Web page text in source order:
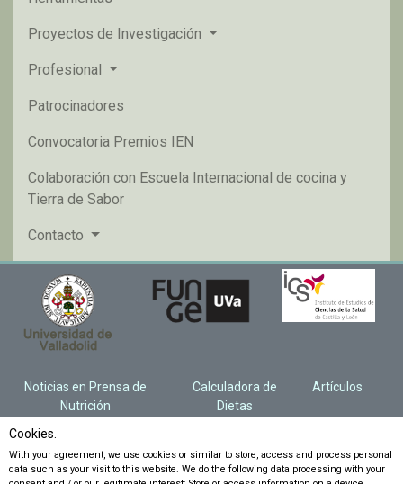
Proyectos de Investigación
Profesional
Patrocinadores
Convocatoria Premios IEN
Colaboración con Escuela Internacional de cocina y
Tierra de Sabor
Contacto
Noticias en Prensa de
Nutrición
Calculadora de
Dietas
Artículos
Cookies.
With your agreement, we use cookies or similar to store, access and process personal
data such as your visit to this website. We do the following data processing with your